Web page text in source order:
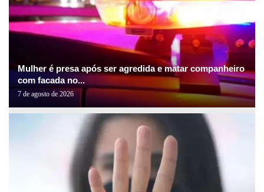
Mulher é presa após ser agredida e matar companheiro
com facada no...
7 de agosto de 2026